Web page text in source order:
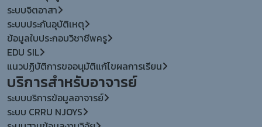
ระบบจิตอาสา
ระบบประกันอุบัติเหตุ
ข้อมูลใบประกอบวิชาชีพครู
EDU SIL
แนวปฏิบัติการขออนุมัติแก้ไขผลการเรียน
บริการสำหรับอาจารย์
ระบบบริการข้อมูลอาจารย์
ระบบ CRRU NJOYS